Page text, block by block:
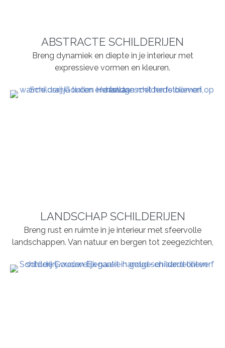
ABSTRACTE SCHILDERIJEN
Breng dynamiek en diepte in je interieur met
expressieve vormen en kleuren.
LANDSCHAP SCHILDERIJEN
Breng rust en ruimte in je interieur met sfeervolle
landschappen. Van natuur en bergen tot zeegezichten,